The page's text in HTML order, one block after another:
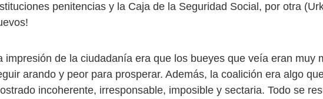
penitencias y la Caja de la Seguridad Social, por otra
impresión de la ciudadanía era que los bueyes que veía eran muy
arando y peor para prosperar. Además, la coalición era algo
incoherente, irresponsable, imposible y sectaria. Todo se